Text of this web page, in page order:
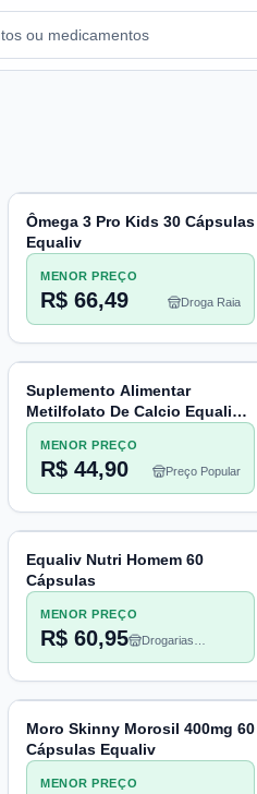
Ômega 3 Pro Kids 30 Cápsulas
Equaliv
MENOR PREÇO
R$ 66,49 Droga Raia
Suplemento Alimentar
Metilfolato De Calcio Equaliv
Com 30 Capsulas
MENOR PREÇO
R$ 44,90 Preço Popular
Equaliv Nutri Homem 60
Cápsulas
MENOR PREÇO
R$ 60,95
Drogarias
Moro Skinny Morosil 400mg 60
Cápsulas Equaliv
MENOR PREÇO